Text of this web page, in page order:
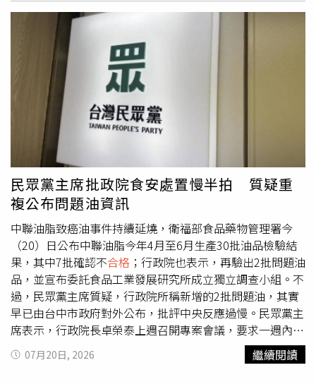
個心愛的玩具。沒想到在決定能否晉升服務犬的最後一場關
鍵測驗中，訓練師特別在場地內放置了各式各樣的誘惑物
品，藉此測試萊克的專注度與反應，其中包括牠心愛的大象
玩偶。萊克一看到自己的寶貝，完全禁不起誘惑，毫不猶豫
地直奔大象玩偶，甚至在測試過程中三番兩次試圖把玩具叼
走。最終萊克因為這個「分心」舉動，被判定不
單位的工作人員表示，雖然萊克因為過於貪玩、愛撒嬌的性
格而無法取得服務犬證書，但牠樂天且充滿感情的特質依然
深受大家喜愛。萊克雖然沒能成為人類身邊的專業助手，卻
用牠對布偶的執著與滿滿的療癒感，意外成為網路上最受歡
迎的人氣狗狗，紛紛笑說「恭喜獲得當寵物犬的資格」、
「那個眼神太萌了吧」、「希望牠跟大象玩偶過著幸福快樂
的生活」。 在 Instagram 查看這則貼文 從 Instagram 分享
的貼文
民眾黨主席批政院食安處置慢半拍 質疑重
複公布問題油資訊
中聯油脂致癌油事件持續延燒，衛福部食品藥物管理署今
（20）日公布中聯油脂今年4月至6月生產30批油品檢驗結
果，其中7批確認不合格 ；行政院也表示，再驗出2批問題油
品，並宣布委託食品工業發展研究所成立獨立調查小組。不
過，民眾黨主席質疑，行政院所稱新增的2批問題油，其實
早已由台中市政府對外公布，批評中央反應過慢。民眾黨主
席表示，行政院長卓榮泰上週召開專案會議，要求一週內完
成所有油品檢驗，並預告20日將向國人完整說明結果，但最
終未召開記者會，而是由食藥署於傍晚發布新聞稿公布檢驗
07月20日, 2026 繼續閱讀